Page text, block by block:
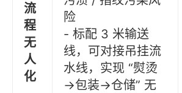
流
程
无
人
化
险
- 标配 3 米输送
线，可对接吊挂流
水线，实现 “熨烫
→包装→仓储” 无